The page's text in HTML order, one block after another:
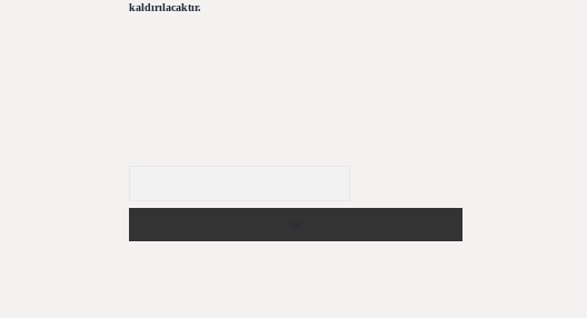
kaldırılacaktır.